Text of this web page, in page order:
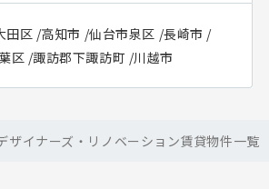
田区 /高知市 /仙台市泉区 /長崎市 /
区 /諏訪郡下諏訪町 /川越市
ザイナーズ・リノベーション賃貸物件一覧